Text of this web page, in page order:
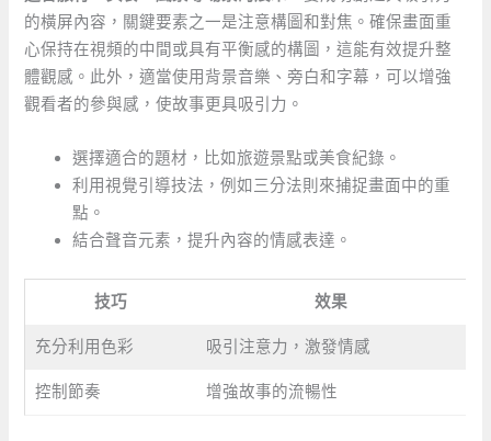
的橫屏內容，關鍵要素之一是注意構圖和對焦。確保畫面重
心保持在視頻的中間或具有平衡感的構圖，這能有效提升整
體觀感。此外，適當使用背景音樂、旁白和字幕，可以增強
觀看者的參與感，使故事更具吸引力。
選擇適合的題材，比如旅遊景點或美食紀錄。
利用視覺引導技法，例如三分法則來捕捉畫面中的重
點。
結合聲音元素，提升內容的情感表達。
技巧 效果
充分利用色彩 吸引注意力，激發情感
控制節奏 增強故事的流暢性